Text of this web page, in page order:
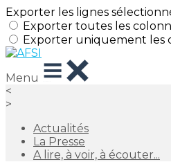
Exporter les lignes
Exporter toutes les
Exporter uniquement les
Menu
<
>
Actualités
La Presse
A lire, à voir, à écouter...